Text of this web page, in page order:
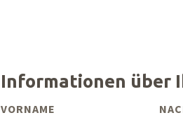
Informationen über
VORNAME